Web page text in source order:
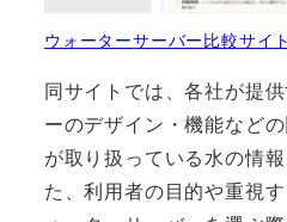
ウォーターサーバー比較サイ
同サイトでは、各社が提
ーのデザイン・機能など
が取り扱っている水の情
た、利用者の目的や重視